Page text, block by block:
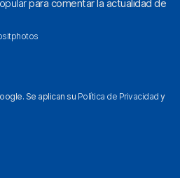
para comentar la actualidad de
Se aplican su Política de Privacidad y